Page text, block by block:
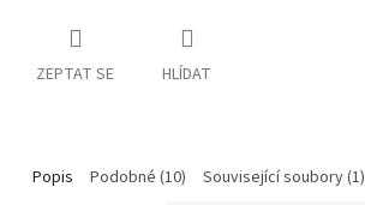
ZEPTAT SE HLÍDAT
Popis Podobné (10) Související soubory (1)